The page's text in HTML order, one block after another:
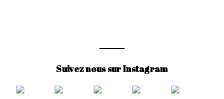
Suivez nous sur Instagram